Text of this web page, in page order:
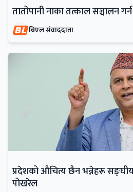
तातोपानी नाका तत्काल सञ्चालन
बिएल संवाददाता
प्रदेशको औचित्य छैन भन्नेहरू
पोखरेल